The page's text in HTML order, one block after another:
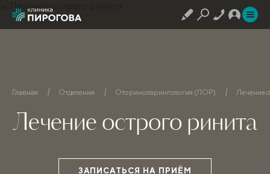
Главная Отделения Оториноларингология (ЛОР) Лечение
Лечение острого ринита
ЗАПИСАТЬСЯ НА ПРИЁМ